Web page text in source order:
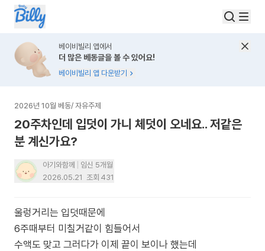
베이비빌리 앱에서
더 많은 베동글을 볼 수 있어요!
베이비빌리 앱 다운받기
2026년 10월 베동/ 자유주제
20주차인데 입덧이 가니 체덧이 오네요.. 저같은
분 계신가요?
아기와함께
임신 5개월
2026.05.21 조회 431
울렁거리는 입덧때문에
6주때부터 미칠거같이 힘들어서
수액도 맞고 그러다가 이제 끝이 보이나 했는데